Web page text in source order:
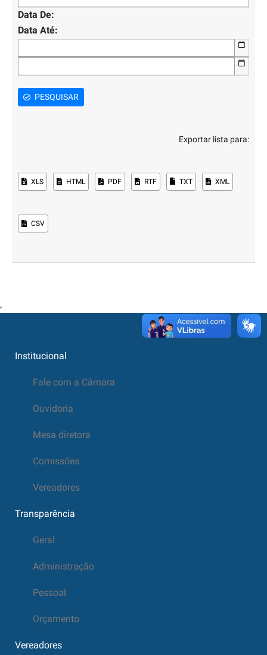
Data De:
Data Até:
PESQUISAR
Exportar lista para:
XLS HTML PDF RTF TXT XML
CSV
Institucional
Fale com a Câmara
Ouvidoria
Mesa diretora
Comissões
Vereadores
Transparência
Geral
Administração
Pessoal
Orçamento
Vereadores